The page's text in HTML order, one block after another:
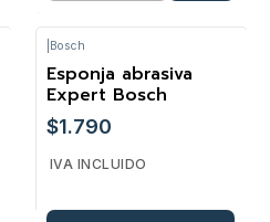
Bosch
Esponja abrasiva
Expert Bosch
$1.790
IVA INCLUIDO